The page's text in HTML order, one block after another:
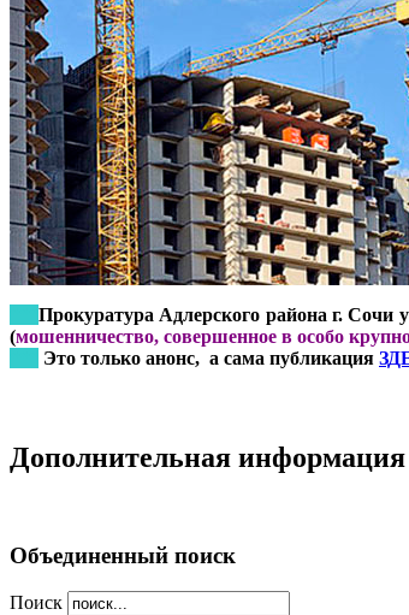
Прокуратура Адлерского района г. Сочи
(мошенничество, совершенное в особо
Это только анонс, а сама публикация
Дополнительная информация
Объединенный поиск
Поиск